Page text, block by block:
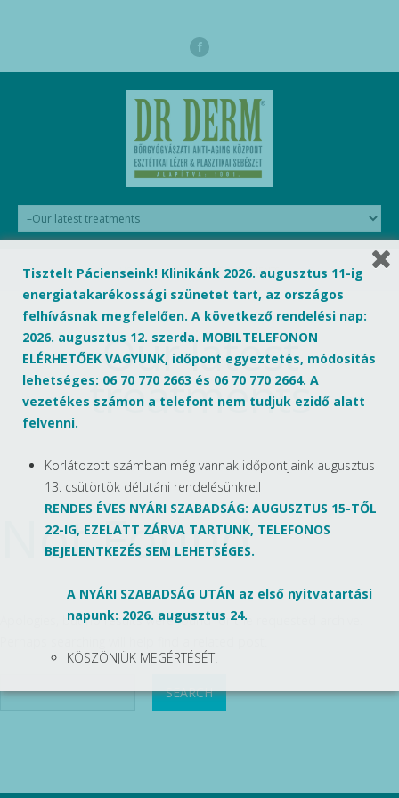
HOME OUR LATEST TREATMENTS
Our latest
treatments
Not Found
Apologies, but no results were found for the requested archive.
Tisztelt Pácienseink! Klinikánk 2026. augusztus 11-ig
energiatakarékossági szünetet tart, az országos
felhívásnak megfelelően. A következő rendelési nap:
2026. augusztus 12. szerda. MOBILTELEFONON
ELÉRHETŐEK VAGYUNK, időpont egyeztetés, módosítás
lehetséges: 06 70 770 2663 és 06 70 770 2664. A
vezetékes számon a telefont nem tudjuk ezidő alatt
felvenni.
Korlátozott számban még vannak időpontjaink augusztus
13. csütörtök délutáni rendelésünkre.l
RENDES ÉVES NYÁRI SZABADSÁG: AUGUSZTUS 15-TŐL
22-IG, EZELATT ZÁRVA TARTUNK, TELEFONOS
BEJELENTKEZÉS SEM LEHETSÉGES.
A NYÁRI SZABADSÁG UTÁN az első nyitvatartási
napunk: 2026. augusztus 24.
KÖSZÖNJÜK MEGÉRTÉSÉT!